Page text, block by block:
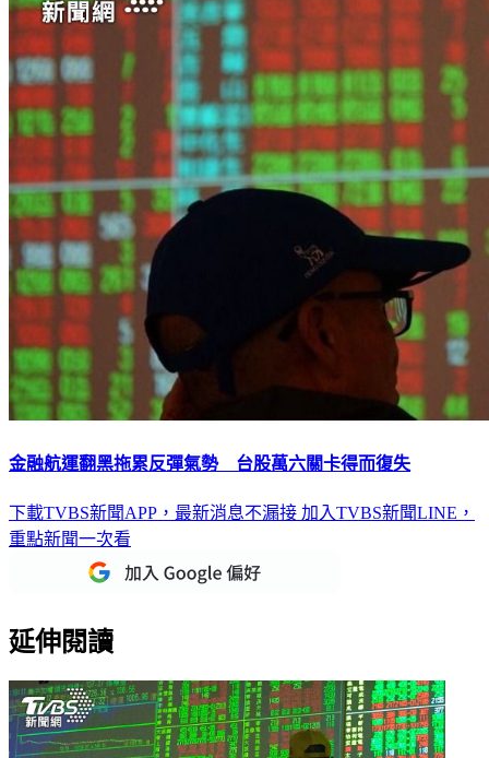
金融航運翻黑拖累反彈氣勢 台股萬六關卡得而復失
下載TVBS新聞APP，最新消息不漏接 加入TVBS新聞LINE，
重點新聞一次看
延伸閱讀